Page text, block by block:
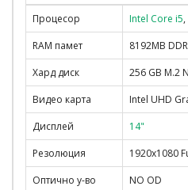
Процесор Intel Core i5
RAM памет
8192MB
Хард диск
256 GB M.2
Видео карта
Intel UHD
Дисплей
14"
Резолюция
1920x1080
Оптично у-во
NO OD